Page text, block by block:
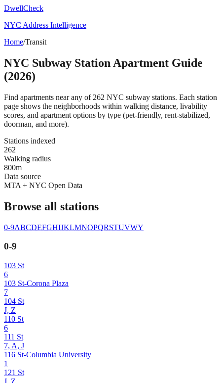
DwellCheck
NYC Address Intelligence
Home/Transit
NYC Subway Station Apartment Guide
(2026)
Find apartments near any of 262 NYC subway stations. Each station
page shows the neighborhoods within walking distance, livability
scores, and apartment options by type (pet-friendly, rent-stabilized,
doorman, and more).
Stations indexed
262
Walking radius
800m
Data source
MTA + NYC Open Data
Browse all stations
0-9ABCDEFGHIJKLMNOPQRSTUVWY
0-9
103 St
6
103 St-Corona Plaza
7
104 St
J, Z
110 St
6
111 St
7, A, J
116 St-Columbia University
1
121 St
J, Z